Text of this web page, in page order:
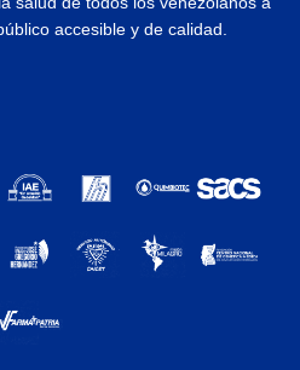
accesible y de calidad.